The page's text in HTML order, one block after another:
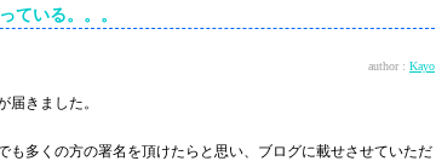
ている。。。
author : Kayo
届きました。
も多くの方の署名を頂けたらと思い、ブログに載せさせていただ